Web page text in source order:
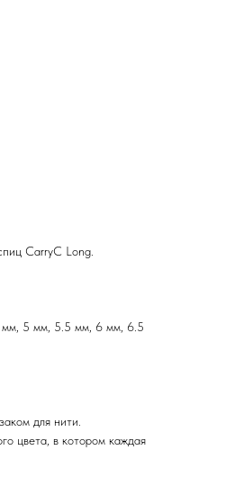
CarryC Long.
мм, 5 мм, 5.5 мм, 6 мм, 6.5
для нити.
цвета, в котором каждая